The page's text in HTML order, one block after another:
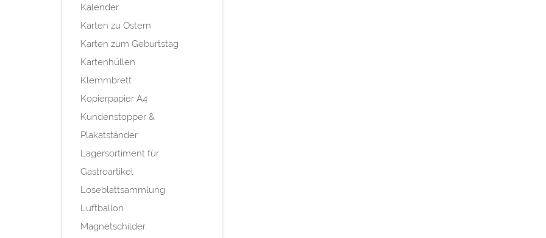
Kalender
Karten zu Ostern
Karten zum Geburtstag
Kartenhüllen
Klemmbrett
Kopierpapier A4
Kundenstopper &
Plakatständer
Lagersortiment für
Gastroartikel
Loseblattsammlung
Luftballon
Magnetschilder